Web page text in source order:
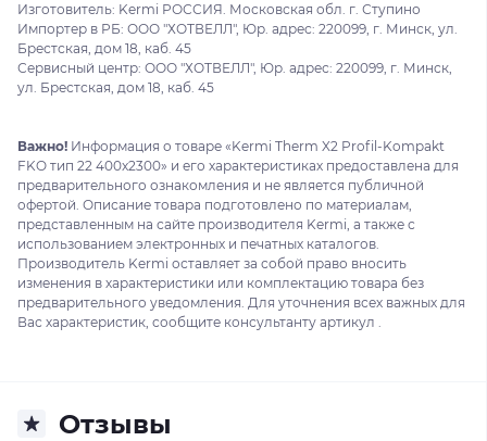
Изготовитель: Kermi РОССИЯ. Московская обл. г. Ступино
Импортер в РБ: ООО "ХОТВЕЛЛ", Юр. адрес: 220099, г. Минск, ул.
Брестская, дом 18, каб. 45
Сервисный центр: ООО "ХОТВЕЛЛ", Юр. адрес: 220099, г. Минск,
ул. Брестская, дом 18, каб. 45
Важно! Информация о товаре «Kermi Therm X2 Profil-Kompakt
FKO тип 22 400x2300» и его характеристиках предоставлена для
предварительного ознакомления и не является публичной
офертой. Описание товара подготовлено по материалам,
представленным на сайте производителя Kermi, а также с
использованием электронных и печатных каталогов.
Производитель Kermi оставляет за собой право вносить
изменения в характеристики или комплектацию товара без
предварительного уведомления. Для уточнения всех важных для
Вас характеристик, сообщите консультанту артикул .
Отзывы